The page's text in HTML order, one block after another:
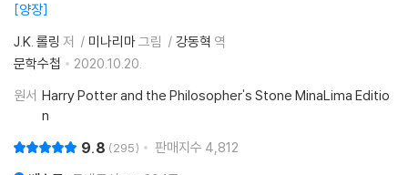
양장
J.K. 롤링 저 미나리마그림 강동혁 역
문학수첩
2020.10.20.
원서 Harry Potter and the Philosopher's Stone MinaLima Editio
n
9.8 295 판매지수 4,812